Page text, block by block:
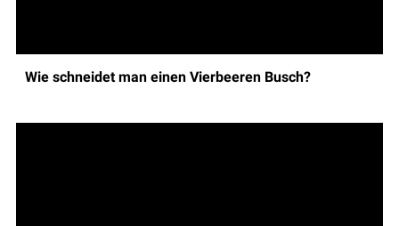
Wie schneidet man einen Vierbeeren Busch?